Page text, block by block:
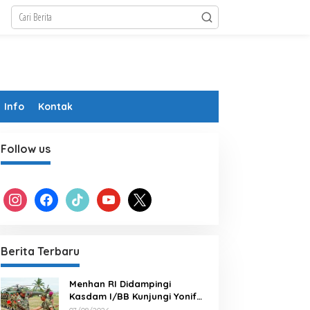
Info Kontak
Follow us
instagram facebook tiktok youtube x
Berita Terbaru
Menhan RI Didampingi
Kasdam I/BB Kunjungi Yonif